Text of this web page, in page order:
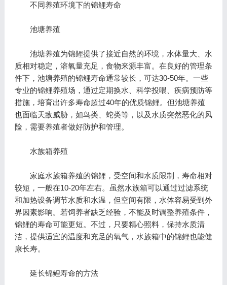
不同养殖环境下的锦鲤寿命
池塘养殖
池塘养殖为锦鲤提供了接近自然的环境，水体量大、水
质相对稳定，溶氧量充足，食物来源丰富。在良好的管理条
件下，池塘养殖的锦鲤寿命通常较长，可达30-50年。一些
专业的锦鲤养殖场，通过定期换水、科学投喂、疾病预防等
措施，培育出许多寿命超过40年的优质锦鲤。但池塘养殖
也面临天敌威胁，如鸟类、蛇类等，以及水质突然恶化的风
险，需要养殖者做好防护和管理。
水族箱养殖
家庭水族箱养殖的锦鲤，受空间和水质限制，寿命相对
较短，一般在10-20年左右。虽然水族箱可以通过过滤系统
和加热设备调节水质和水温，但空间有限，水体容易受到外
界因素影响。若饲养者缺乏经验，不能及时调整养殖条件，
锦鲤的寿命可能更短。不过，只要精心照料，保持水质清
洁，提供适宜的温度和充足的氧气，水族箱中的锦鲤也能健
康长寿。
延长锦鲤寿命的方法